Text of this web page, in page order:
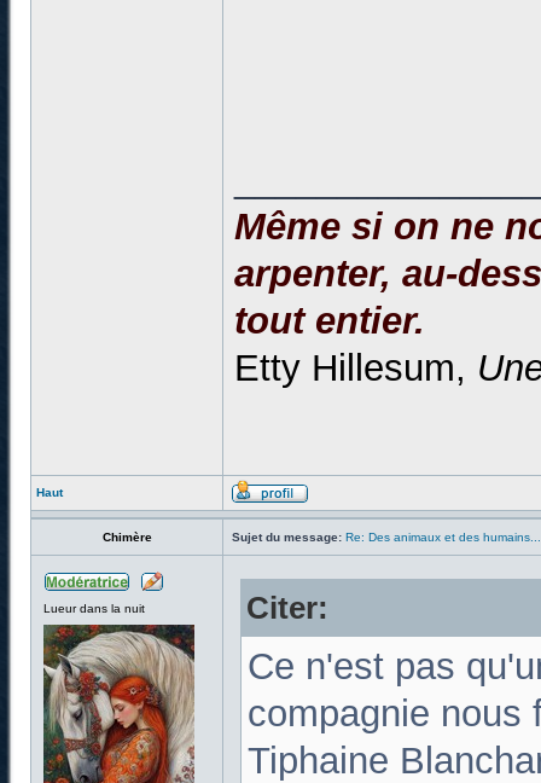
Même si on ne
arpenter, au-
tout entier.
Etty Hillesum,
Haut
Chimère Sujet du message: Re: Des animaux et des humains...
Lueur dans la nuit Citer:
Ce n'est pas
compagnie nous
Tiphaine